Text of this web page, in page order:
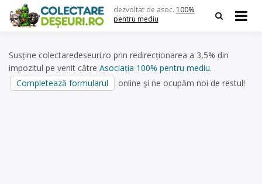
content
dezvoltat de asoc. 100%
pentru mediu
Susține colectaredeseuri.ro prin redirecționarea a 3,5% din
impozitul pe venit către Asociația 100% pentru mediu.
Completează formularul
online și ne ocupăm noi de restul!